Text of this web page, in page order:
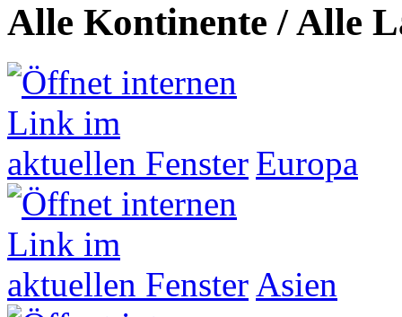
Alle Kontinente / Alle
Europa
Asien